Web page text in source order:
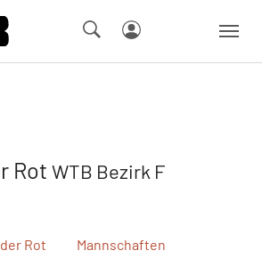
Rot WTB Bezirk F
Rot Mannschaften